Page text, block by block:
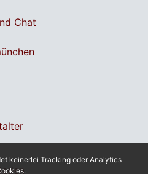
Chat
keinerlei Tracking oder Analytics